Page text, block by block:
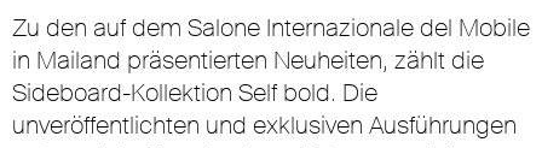
Zu den auf dem Salone Internazionale del Mobile
in Mailand präsentierten Neuheiten, zählt die
Sideboard-Kollektion Self bold. Die
unveröffentlichten und exklusiven Ausführungen